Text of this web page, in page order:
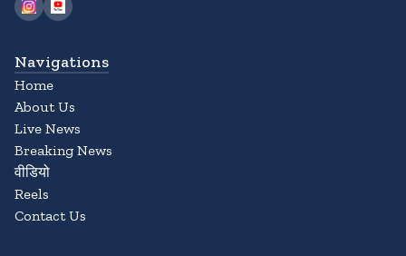
Navigations
Home
About Us
Live News
Breaking News
वीडियो
Reels
Contact Us